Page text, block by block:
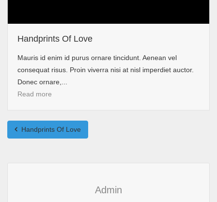
Handprints Of Love
Mauris id enim id purus ornare tincidunt. Aenean vel
consequat risus. Proin viverra nisi at nisl imperdiet auctor.
Donec ornare,...
Read more
Handprints Of Love
Admin